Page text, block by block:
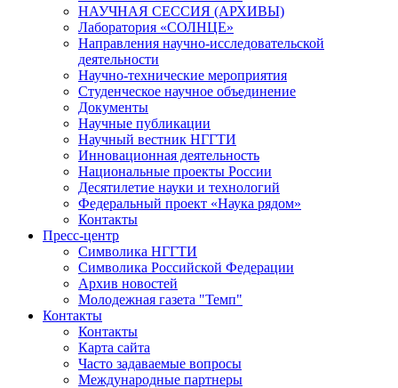
НАУЧНАЯ СЕССИЯ (АРХИВЫ)
Лаборатория «СОЛНЦЕ»
Направления научно-исследовательской
деятельности
Научно-технические мероприятия
Студенческое научное объединение
Документы
Научные публикации
Научный вестник НГГТИ
Инновационная деятельность
Национальные проекты России
Десятилетие науки и технологий
Федеральный проект «Наука рядом»
Контакты
Пресс-центр
Символика НГГТИ
Символика Российской Федерации
Архив новостей
Молодежная газета "Темп"
Контакты
Контакты
Карта сайта
Часто задаваемые вопросы
Международные партнеры